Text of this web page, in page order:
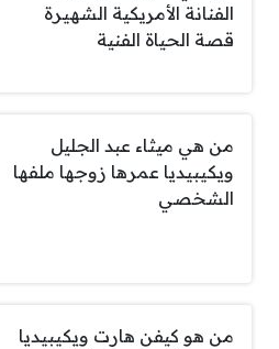
الفنانة الأمريكية الشهيرة
قصة الحياة الفنية
من هي ميثاء عبد الجليل
ويكيبيديا عمرها زوجها ملفها
الشخصي
من هو كيفن هارت ويكيبيديا